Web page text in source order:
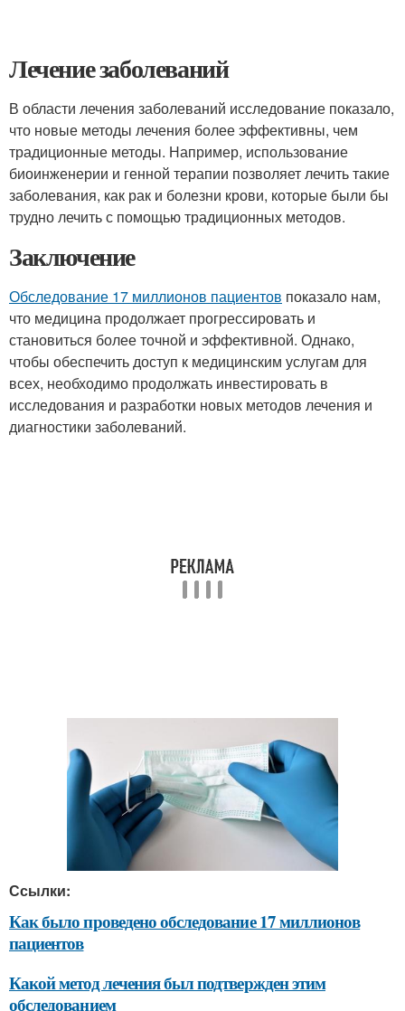
Лечение заболеваний
В области лечения заболеваний исследование показало,
что новые методы лечения более эффективны, чем
традиционные методы. Например, использование
биоинженерии и генной терапии позволяет лечить такие
заболевания, как рак и болезни крови, которые были бы
трудно лечить с помощью традиционных методов.
Заключение
Обследование 17 миллионов пациентов показало нам,
что медицина продолжает прогрессировать и
становиться более точной и эффективной. Однако,
чтобы обеспечить доступ к медицинским услугам для
всех, необходимо продолжать инвестировать в
исследования и разработки новых методов лечения и
диагностики заболеваний.
Ссылки:
Как было проведено обследование 17 миллионов
пациентов
Какой метод лечения был подтвержден этим
обследованием